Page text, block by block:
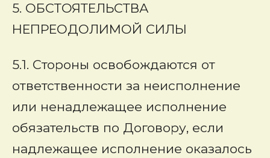
5. ОБСТОЯТЕЛЬСТВА
НЕПРЕОДОЛИМОЙ СИЛЫ
5.1. Стороны освобождаются от
ответственности за неисполнение
или ненадлежащее исполнение
обязательств по Договору, если
надлежащее исполнение оказалось